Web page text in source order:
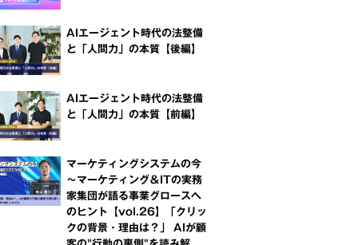
AIエージェント時代の法整備
と「人間力」の本質【後編】
AIエージェント時代の法整備
と「人間力」の本質【前編】
マーケティングシステムの今
～マーケティング＆ITの実務
家集団が語る事業グロースへ
のヒント【vol.26】「クリッ
クの背景・理由は？」 AIが顧